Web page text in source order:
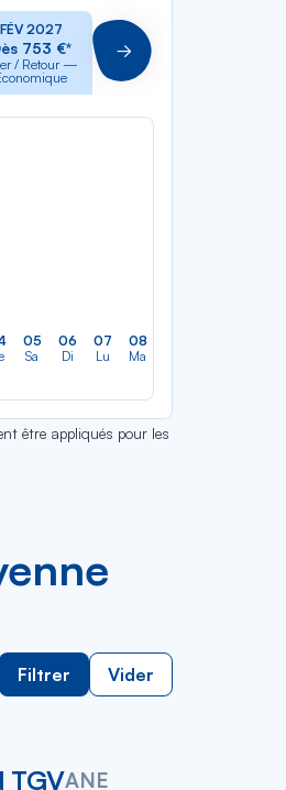
FÉV 2027
753 €*
/ Retour —
Dès 753 €*
Aller / Retour —
Suivant
05
Sa
06
Di
07
Lu
08
Ma
être appliqués pour les
Filtrer Vider
TGVANE